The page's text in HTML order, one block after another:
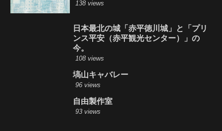
138 views
日本最北の城「赤平徳川城」と「プリ
ンス平安（赤平観光センター）」の
今。
108 views
塙山キャバレー
96 views
自由製作室
93 views